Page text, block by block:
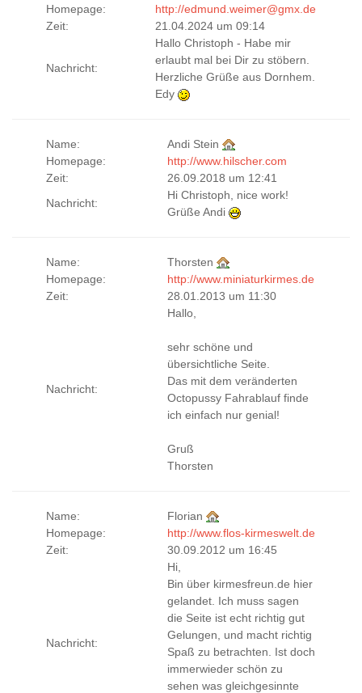
Homepage:
http://edmund.weimer@gmx.de
Zeit:
21.04.2024 um 09:14
Nachricht:
Hallo Christoph - Habe mir
erlaubt mal bei Dir zu stöbern.
Herzliche Grüße aus Dornhem.
Edy
Name:
Andi Stein
Homepage:
http://www.hilscher.com
Zeit:
26.09.2018 um 12:41
Nachricht:
Hi Christoph, nice work!
Grüße Andi
Name:
Thorsten
Homepage:
http://www.miniaturkirmes.de
Zeit:
28.01.2013 um 11:30
Nachricht:
Hallo,
sehr schöne und
übersichtliche Seite.
Das mit dem veränderten
Octopussy Fahrablauf finde
ich einfach nur genial!
Gruß
Thorsten
Name:
Florian
Homepage:
http://www.flos-kirmeswelt.de
Zeit:
30.09.2012 um 16:45
Nachricht:
Hi,
Bin über kirmesfreun.de hier
gelandet. Ich muss sagen
die Seite ist echt richtig gut
Gelungen, und macht richtig
Spaß zu betrachten. Ist doch
immerwieder schön zu
sehen was gleichgesinnte